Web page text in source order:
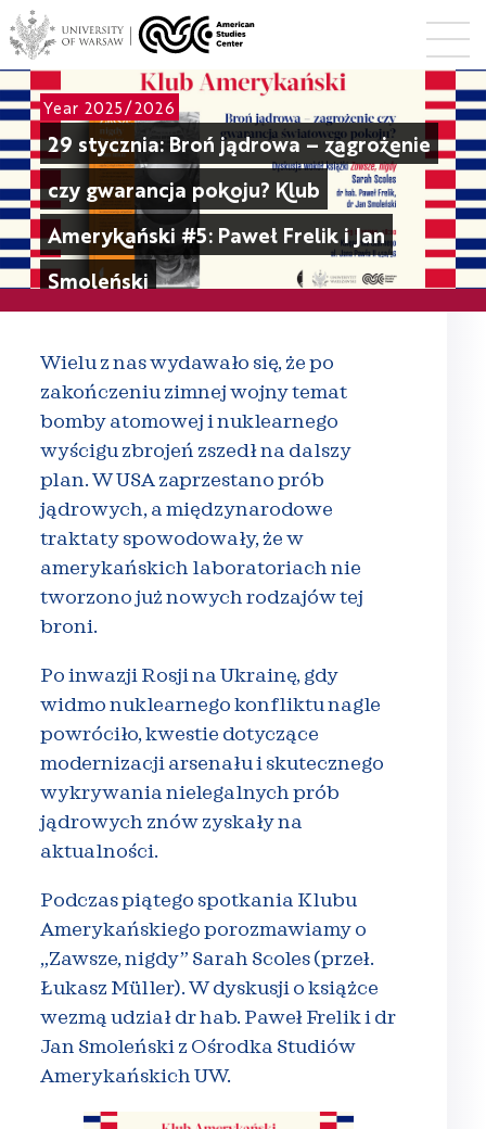
Year 2025/2026
29 stycznia: Broń jądrowa – zagrożenie
czy gwarancja pokoju? Klub
Amerykański #5: Paweł Frelik i Jan
Smoleński
Wielu z nas wydawało się, że po
zakończeniu zimnej wojny temat
bomby atomowej i nuklearnego
wyścigu zbrojeń zszedł na dalszy
plan. W USA zaprzestano prób
jądrowych, a międzynarodowe
traktaty spowodowały, że w
amerykańskich laboratoriach nie
tworzono już nowych rodzajów tej
broni.
Po inwazji Rosji na Ukrainę, gdy
widmo nuklearnego konfliktu nagle
powróciło, kwestie dotyczące
modernizacji arsenału i skutecznego
wykrywania nielegalnych prób
jądrowych znów zyskały na
aktualności.
Podczas piątego spotkania Klubu
Amerykańskiego porozmawiamy o
„Zawsze, nigdy” Sarah Scoles (przeł.
Łukasz Müller). W dyskusji o książce
wezmą udział dr hab. Paweł Frelik i dr
Jan Smoleński z Ośrodka Studiów
Amerykańskich UW.